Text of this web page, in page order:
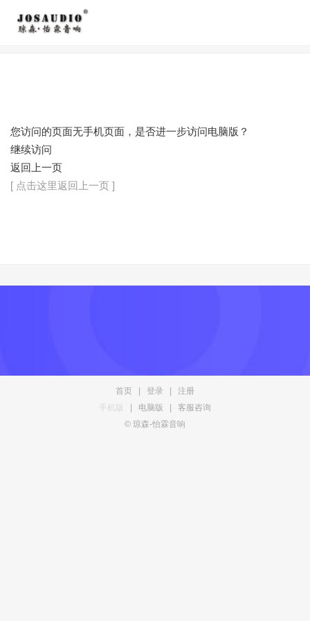
您访问的页面无手机页面，是否进一步访问电脑版？
继续访问
返回上一页
[ 点击这里返回上一页 ]
首页 登录
注册
手机版
电脑版
客服咨询
© 琼森-怡霖音响